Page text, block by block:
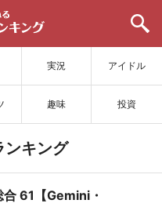
実況 アイドル
趣味 投資
更新
ンキング
合 61【Gemini・